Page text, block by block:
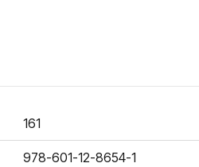
161
978-601-12-8654-1